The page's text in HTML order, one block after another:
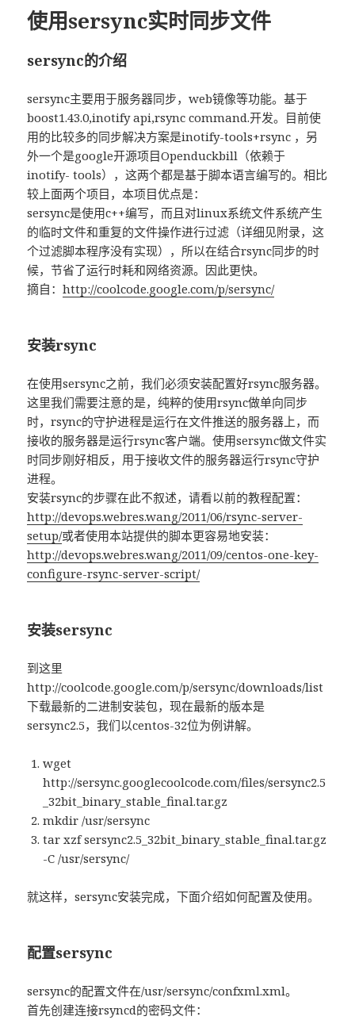
使用sersync实时同步文件
sersync的介绍
sersync主要用于服务器同步，web镜像等功能。基于
boost1.43.0,inotify api,rsync command.开发。目前使
用的比较多的同步解决方案是inotify-tools+rsync ，另
外一个是google开源项目Openduckbill（依赖于
inotify- tools），这两个都是基于脚本语言编写的。相比
较上面两个项目，本项目优点是：
sersync是使用c++编写，而且对linux系统文件系统产生
的临时文件和重复的文件操作进行过滤（详细见附录，这
个过滤脚本程序没有实现），所以在结合rsync同步的时
候，节省了运行时耗和网络资源。因此更快。
摘自：http://coolcode.google.com/p/sersync/
安装rsync
在使用sersync之前，我们必须安装配置好rsync服务器。
这里我们需要注意的是，纯粹的使用rsync做单向同步
时，rsync的守护进程是运行在文件推送的服务器上，而
接收的服务器是运行rsync客户端。使用sersync做文件实
时同步刚好相反，用于接收文件的服务器运行rsync守护
进程。
安装rsync的步骤在此不叙述，请看以前的教程配置：
http://devops.webres.wang/2011/06/rsync-server-
setup/或者使用本站提供的脚本更容易地安装：
http://devops.webres.wang/2011/09/centos-one-key-
configure-rsync-server-script/
安装sersync
到这里
http://coolcode.google.com/p/sersync/downloads/list
下载最新的二进制安装包，现在最新的版本是
sersync2.5，我们以centos-32位为例讲解。
wget
http://sersync.googlecoolcode.com/files/sersync2.5
_32bit_binary_stable_final.tar.gz
mkdir /usr/sersync
tar xzf sersync2.5_32bit_binary_stable_final.tar.gz
-C /usr/sersync/
就这样，sersync安装完成，下面介绍如何配置及使用。
配置sersync
sersync的配置文件在/usr/sersync/confxml.xml。
首先创建连接rsyncd的密码文件：